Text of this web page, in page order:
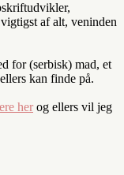
af alt, veninden
for (serbisk) mad, et
kan finde på.
her og ellers vil jeg